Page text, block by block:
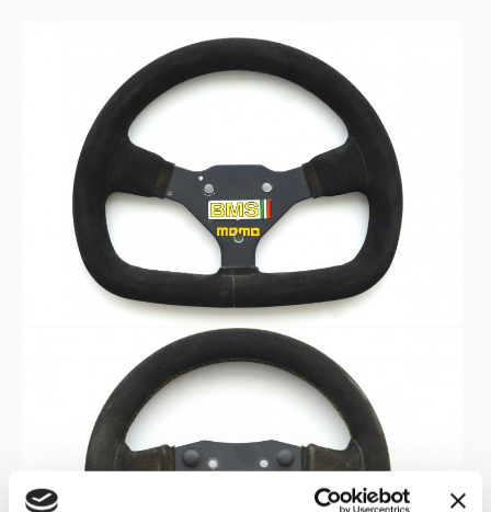
VOLANTI
1990
fu un anno avaro di soddisfazioni per il pilota, che
correva con
Scuderia Italiaed infatti al Campionato
mondiale di Formula 1 di quell’anno non riuscì ad
ottenere alcun punto. Il volante
MOMO
presente nella
collezione del Museo Nicolis è testimone di quella
sfortunata stagione.
-Il volantePERSONAL
appartenente alla collezione del
nostro museo era montato sullaTyrrell 020 che il
campione condusse durante il Campionato mondiale di
Formula 1 del
. Sebbene il mezzo soffrisse di un